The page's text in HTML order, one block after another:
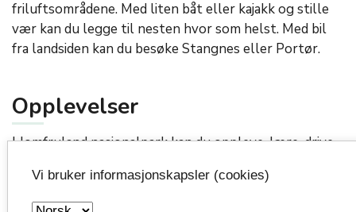
friluftsområdene. Med liten båt eller kajakk og stille
vær kan du legge til nesten hvor som helst. Med bil
fra landsiden kan du besøke Stangnes eller Portør.
Opplevelser
I Jomfruland nasjonalpark kan du oppleve, lære, drive
rik natur. Parken egner seg perfekt for båttur,
kajakkpadling, fottur, fugletitting og fotografering –
Vi bruker informasjonskapsler (cookies)